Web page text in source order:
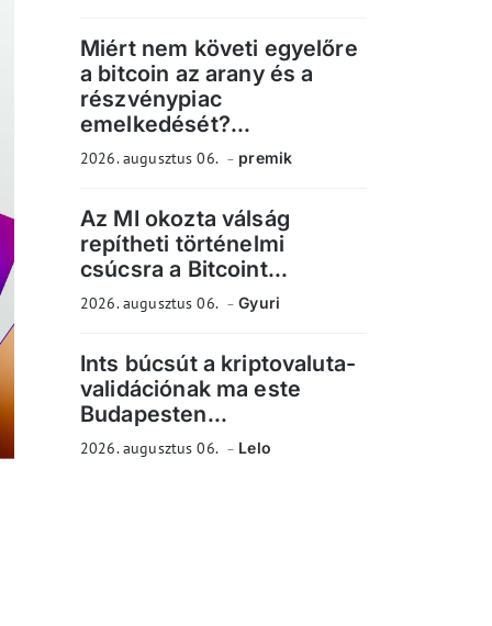
Miért nem követi egyelőre
a bitcoin az arany és a
részvénypiac
emelkedését?...
2026. augusztus 06. premik
Az MI okozta válság
repítheti történelmi
csúcsra a Bitcoint...
2026. augusztus 06. Gyuri
Ints búcsút a kriptovaluta-
validációnak ma este
Budapesten...
2026. augusztus 06. Lelo